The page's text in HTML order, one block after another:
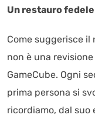
Un restauro fedele
Come suggerisce il
non è una
GameCube. Ogni
prima persona si
ricordiamo, dal suo